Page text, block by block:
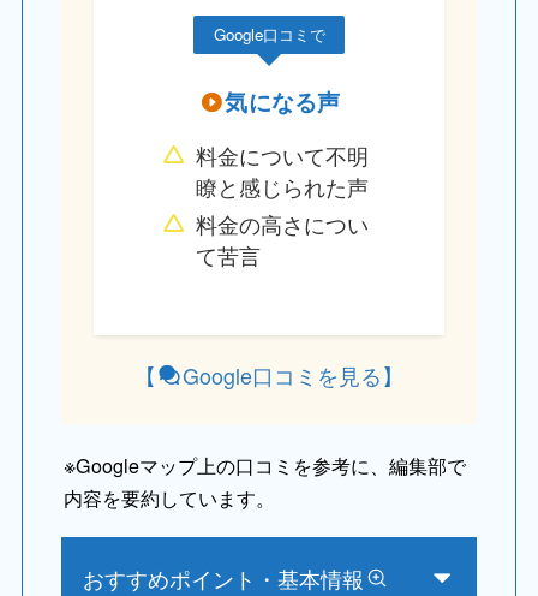
Google口コミで
気になる声
料金について不明
瞭と感じられた声
料金の高さについ
て苦言
【 Google口コミ を見る】
※Googleマップ上の口コミを参考に、編集部で
内容を要約しています。
おすすめポイント・基本情報